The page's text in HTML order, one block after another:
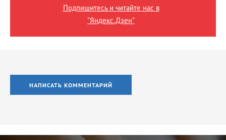
Подпишитесь и читайте нас в
"Яндекс.Дзен"
НАПИСАТЬ КОММЕНТАРИЙ